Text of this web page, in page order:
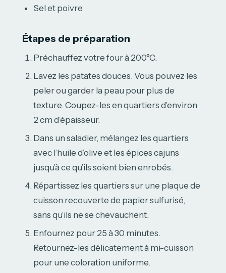
Sel et poivre
Étapes de préparation
Préchauffez votre four à 200°C.
Lavez les patates douces. Vous pouvez les
peler ou garder la peau pour plus de
texture. Coupez-les en quartiers d’environ
2 cm d’épaisseur.
Dans un saladier, mélangez les quartiers
avec l’huile d’olive et les épices cajuns
jusqu’à ce qu’ils soient bien enrobés.
Répartissez les quartiers sur une plaque de
cuisson recouverte de papier sulfurisé,
sans qu’ils ne se chevauchent.
Enfournez pour 25 à 30 minutes.
Retournez-les délicatement à mi-cuisson
pour une coloration uniforme.